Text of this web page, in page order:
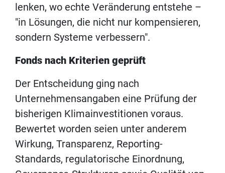
lenken, wo echte Veränderung entstehe –
"in Lösungen, die nicht nur kompensieren,
sondern Systeme verbessern".
Fonds nach Kriterien geprüft
Der Entscheidung ging nach
Unternehmensangaben eine Prüfung der
bisherigen Klimainvestitionen voraus.
Bewertet worden seien unter anderem
Wirkung, Transparenz, Reporting-
Standards, regulatorische Einordnung,